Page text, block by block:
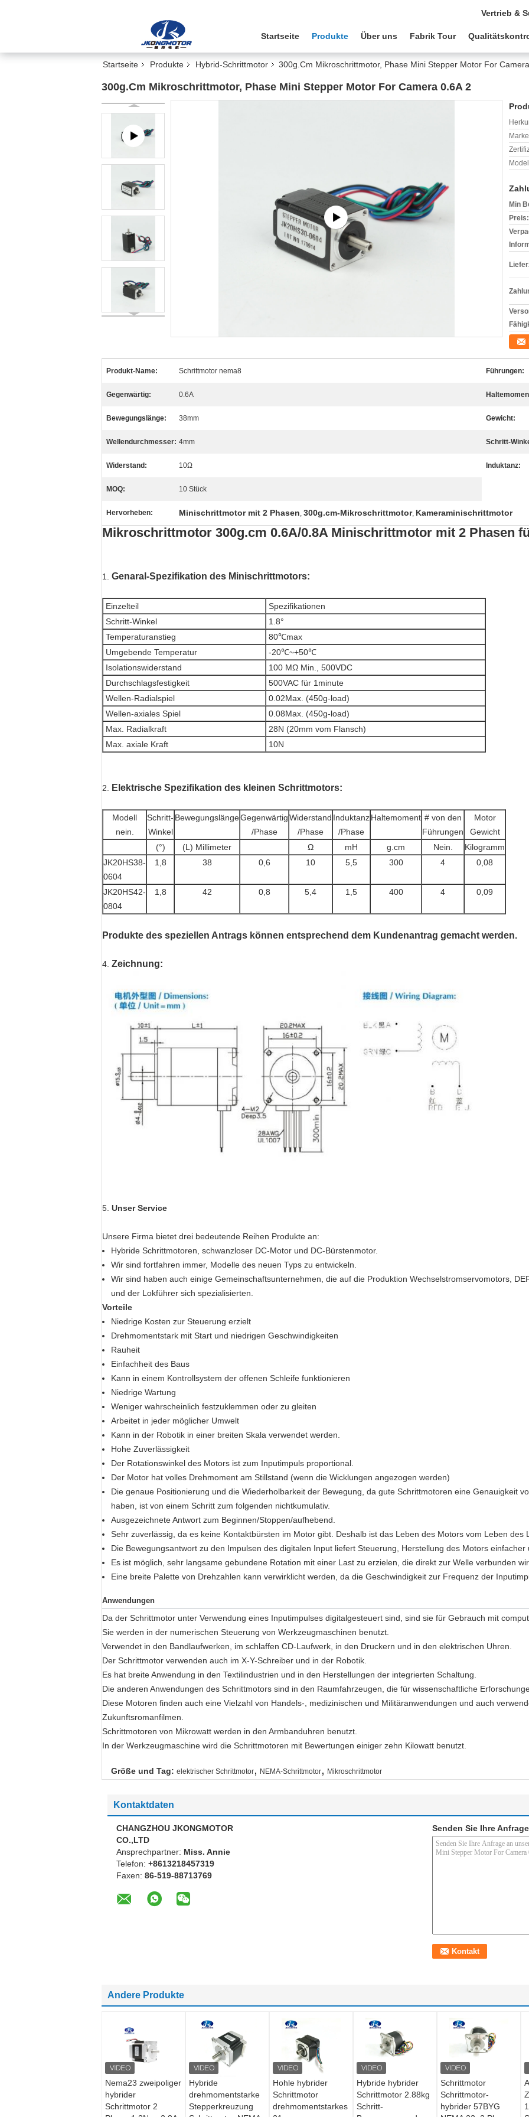
Vertrieb &
Startseite Produkte Über uns Fabrik Tour
Startseite Produkte Hybrid-Schrittmotor 300g.Cm Mikroschrittmotor, Phase Mini Stepper Motor For
300g.Cm Mikroschrittmotor, Phase Mini Stepper Motor For Camera 0.6A 2
Min
Preis:
Produkt-Name: Schrittmotor nema8 Führungen:
Gegenwärtig: 0.6A
Bewegungslänge: 38mm Gewicht:
Wellendurchmesser: 4mm Schritt-
Widerstand: 10Ω Induktanz:
MOQ: 10 Stück
Hervorheben: Minischrittmotor mit 2 Phasen, 300g.cm-Mikroschrittmotor, Kameraminischrittmotor
Mikroschrittmotor 300g.cm 0.6A/0.8A Minischrittmotor mit 2 Phasen
1. Genaral-Spezifikation des Minischrittmotors:
Einzelteil
Spezifikationen
Schritt-Winkel
1.8°
Temperaturanstieg
80℃max
Umgebende Temperatur
-20℃~+50℃
Isolationswiderstand
100 MΩ Min., 500VDC
Durchschlagsfestigkeit
500VAC für 1minute
Wellen-Radialspiel
0.02Max. (450g-load)
Wellen-axiales Spiel
0.08Max. (450g-load)
Max. Radialkraft
28N (20mm vom Flansch)
Max. axiale Kraft
10N
2. Elektrische Spezifikation des kleinen Schrittmotors:
Modell
nein.
Schritt-
Winkel
BewegungslängeGegenwärtig
/Phase
Widerstand
/Phase
Induktanz
/Phase
Haltemoment # von den
Führungen
Motor
Gewicht
(°)
(L) Millimeter Ω mH g.cm Nein.
Kilogramm
JK20HS38-
0604
1,8 38 0,6 10 5,5 300 4 0,08
JK20HS42-
0804
1,8 42 0,8 5,4 1,5 400 4 0,09
Produkte des speziellen Antrags können entsprechend dem Kundenantrag gemacht werden.
4. Zeichnung:
5. Unser Service
Unsere Firma bietet drei bedeutende Reihen Produkte an:
Hybride Schrittmotoren, schwanzloser DC-Motor und DC-Bürstenmotor.
Wir sind fortfahren immer, Modelle des neuen Typs zu entwickeln.
Wir sind haben auch einige Gemeinschaftsunternehmen, die auf die Produktion Wechselstromservomotors,
und der Lokführer sich spezialisierten.
Vorteile
Niedrige Kosten zur Steuerung erzielt
Drehmomentstark mit Start und niedrigen Geschwindigkeiten
Rauheit
Einfachheit des Baus
Kann in einem Kontrollsystem der offenen Schleife funktionieren
Niedrige Wartung
Weniger wahrscheinlich festzuklemmen oder zu gleiten
Arbeitet in jeder möglicher Umwelt
Kann in der Robotik in einer breiten Skala verwendet werden.
Hohe Zuverlässigkeit
Der Rotationswinkel des Motors ist zum Inputimpuls proportional.
Der Motor hat volles Drehmoment am Stillstand (wenn die Wicklungen angezogen werden)
Die genaue Positionierung und die Wiederholbarkeit der Bewegung, da gute Schrittmotoren eine Genauigkeit
haben, ist von einem Schritt zum folgenden nichtkumulativ.
Ausgezeichnete Antwort zum Beginnen/Stoppen/aufhebend.
Sehr zuverlässig, da es keine Kontaktbürsten im Motor gibt. Deshalb ist das Leben des Motors vom Leben des
Die Bewegungsantwort zu den Impulsen des digitalen Input liefert Steuerung, Herstellung des Motors einfacher
Es ist möglich, sehr langsame gebundene Rotation mit einer Last zu erzielen, die direkt zur Welle verbunden
Eine breite Palette von Drehzahlen kann verwirklicht werden, da die Geschwindigkeit zur Frequenz der
Anwendungen
Da der Schrittmotor unter Verwendung eines Inputimpulses digitalgesteuert sind, sind sie für Gebrauch mit
Sie werden in der numerischen Steuerung von Werkzeugmaschinen benutzt.
Verwendet in den Bandlaufwerken, im schlaffen CD-Laufwerk, in den Druckern und in den elektrischen Uhren.
Der Schrittmotor verwenden auch im X-Y-Schreiber und in der Robotik.
Es hat breite Anwendung in den Textilindustrien und in den Herstellungen der integrierten Schaltung.
Die anderen Anwendungen des Schrittmotors sind in den Raumfahrzeugen, die für wissenschaftliche
Diese Motoren finden auch eine Vielzahl von Handels-, medizinischen und Militäranwendungen und auch
Zukunftsromanfilmen.
Schrittmotoren von Mikrowatt werden in den Armbanduhren benutzt.
In der Werkzeugmaschine wird die Schrittmotoren mit Bewertungen einiger zehn Kilowatt benutzt.
Größe und Tag: elektrischer Schrittmotor, NEMA-Schrittmotor, Mikroschrittmotor
Kontaktdaten
CHANGZHOU JKONGMOTOR
CO.,LTD
Ansprechpartner: Miss. Annie
Telefon: +8613218457319
Faxen: 86-519-88713769
Senden Sie Ihre
Andere Produkte
Nema23 zweipoliger
hybrider
Schrittmotor 2
Hybride
drehmomentstarke
Stepperkreuzung
Hohle hybrider
Schrittmotor
drehmomentstarkes
Hybride hybrider
Schrittmotor 2.88kg
Schritt-
Schrittmotor
Schrittmotor-
hybrider 57BYG